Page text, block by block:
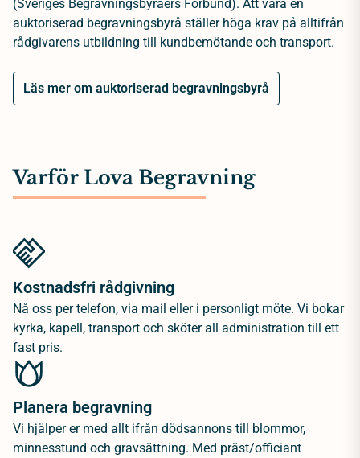
(Sveriges Begravningsbyråers Förbund). Att vara en
auktoriserad begravningsbyrå ställer höga krav på alltifrån
rådgivarens utbildning till kundbemötande och transport.
Läs mer om auktoriserad begravningsbyrå
Varför Lova Begravning
Kostnadsfri rådgivning
Nå oss per telefon, via mail eller i personligt möte. Vi bokar
kyrka, kapell, transport och sköter all administration till ett
fast pris.
Planera begravning
Vi hjälper er med allt ifrån dödsannons till blommor,
minnesstund och gravsättning. Med präst/officiant